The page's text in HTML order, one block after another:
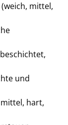
mittel,
und
hart,